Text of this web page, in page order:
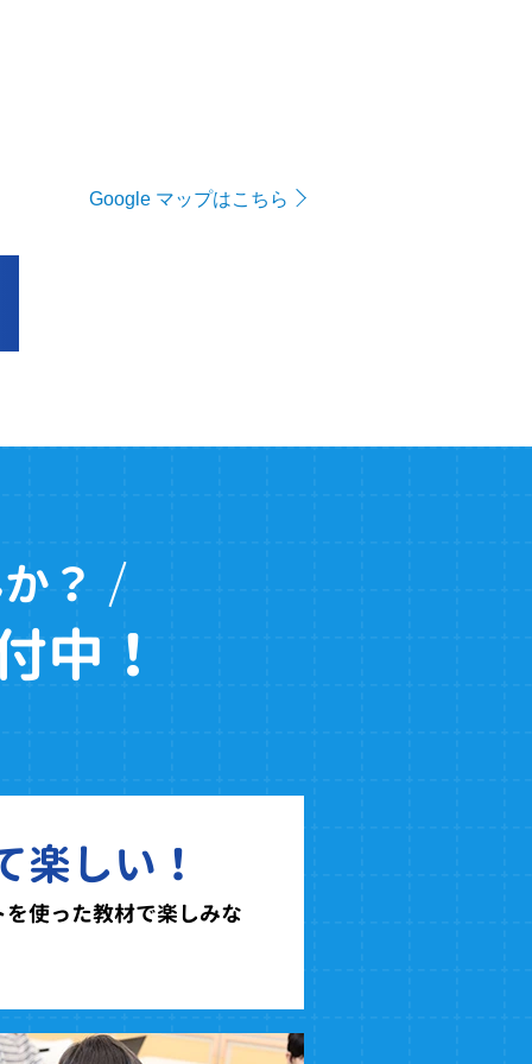
Google マップはこちら
？
中！
楽しい！
使った教材で楽しみな